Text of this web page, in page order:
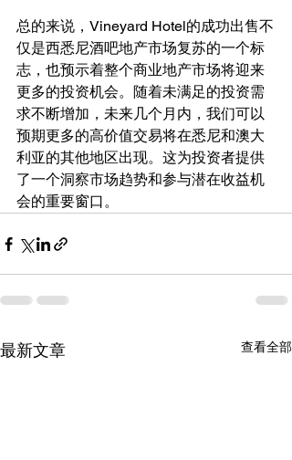
总的来说，Vineyard Hotel的成功出售不
仅是西悉尼酒吧地产市场复苏的一个标
志，也预示着整个商业地产市场将迎来
更多的投资机会。随着未满足的投资需
求不断增加，未来几个月内，我们可以
预期更多的高价值交易将在悉尼和澳大
利亚的其他地区出现。这为投资者提供
了一个洞察市场趋势和参与潜在收益机
会的重要窗口。
最新文章 查看全部